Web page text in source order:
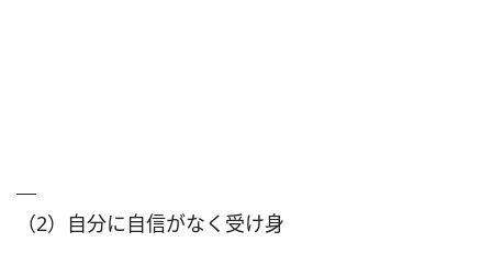
（2）自分に自信がなく受け身